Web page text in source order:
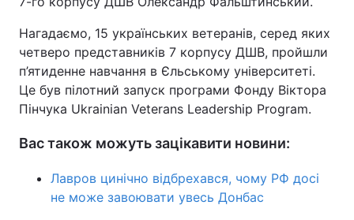
Нагадаємо, 15 українських ветеранів, серед яких
четверо представників 7 корпусу ДШВ, пройшли
п’ятиденне навчання в Єльському університеті.
Це був пілотний запуск програми Фонду Віктора
Пінчука Ukrainian Veterans Leadership Program.
Вас також можуть зацікавити новини:
Лавров цинічно відбрехався, чому РФ досі
не може завоювати увесь Донбас